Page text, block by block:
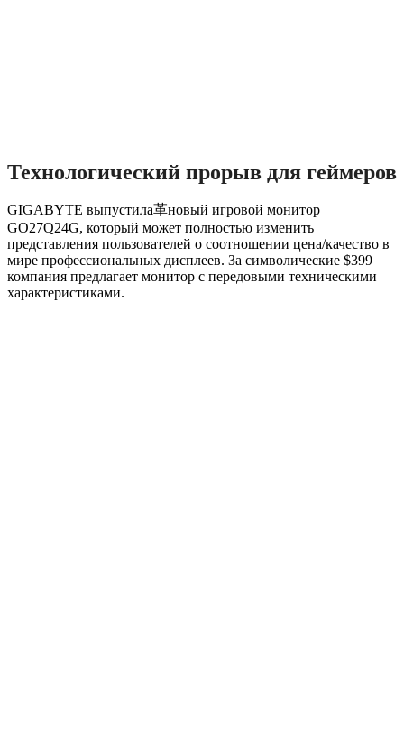
Технологический прорыв для геймеров
GIGABYTE выпустила革новый игровой монитор
GO27Q24G, который может полностью изменить
представления пользователей о соотношении цена/качество в
мире профессиональных дисплеев. За символические $399
компания предлагает монитор с передовыми техническими
характеристиками.